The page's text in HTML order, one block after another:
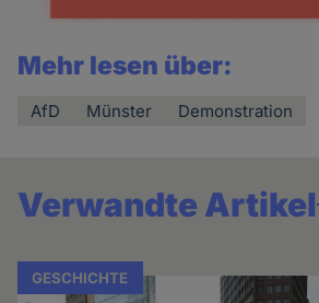
Mehr lesen über:
AfD Münster Demonstration
Verwandte Artikel
GESCHICHTE